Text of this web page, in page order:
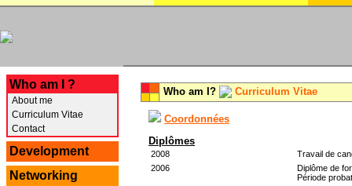
Who am I ?
About me
Curriculum Vitae
Contact
Development
Networking
Who am I? Curriculum Vitae
Coordonnées
Diplômes
2008
Travail de
2006
Diplôme de
Période